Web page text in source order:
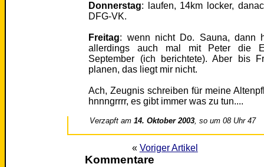
Donnerstag: laufen, 14km locker,
DFG-VK.
Freitag: wenn nicht Do. Sauna, dann
allerdings auch mal mit Peter die
September (ich berichtete). Aber bis
planen, das liegt mir nicht.
Ach, Zeugnis schreiben für meine
hnnngrrrr, es gibt immer was zu tun....
Verzapft am14. Oktober 2003, so um 08 Uhr 47
« Voriger Artikel
Kommentare